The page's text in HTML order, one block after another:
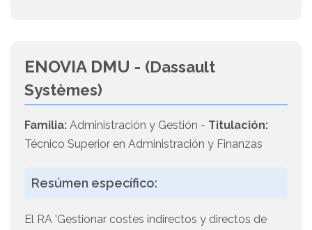
ENOVIA DMU - (Dassault
Systèmes)
Familia: Administración y Gestión - Titulación:
Técnico Superior en Administración y Finanzas
Resúmen específico:
El RA 'Gestionar costes indirectos y directos de